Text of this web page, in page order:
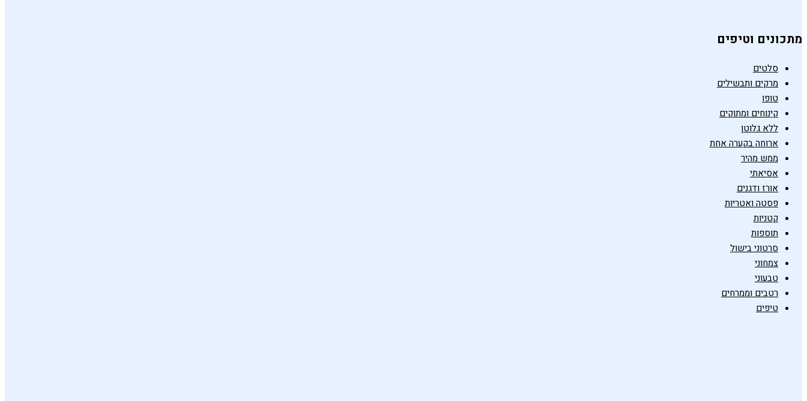
מתכונים וטיפים
סלטים
מרקים ותבשילים
טופו
קינוחים ומתוקים
ללא גלוטן
ארוחה בקערה אחת
ממש מהיר
אסיאתי
אורז ודגנים
פסטה ואטריות
קטניות
תוספות
סרטוני בישול
צמחוני
טבעוני
רטבים וממרחים
טיפים